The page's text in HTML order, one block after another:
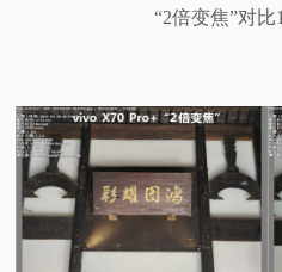
“2倍变焦”对